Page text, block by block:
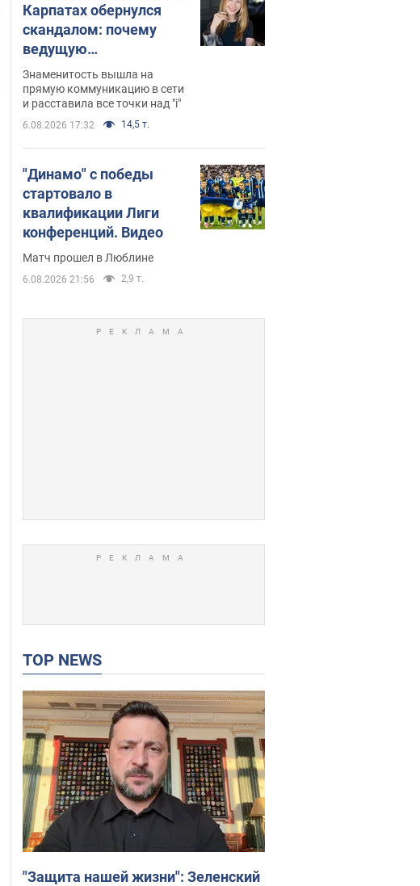
Карпатах обернулся
скандалом: почему
ведущую
несправедливо
захейтили
Знаменитость вышла на
прямую коммуникацию в сети
и расставила все точки над "i"
6.08.2026 17:32 14,5 т.
"Динамо" с победы
стартовало в
квалификации Лиги
конференций. Видео
Матч прошел в Люблине
6.08.2026 21:56 2,9 т.
TOP NEWS
"Защита нашей жизни": Зеленский